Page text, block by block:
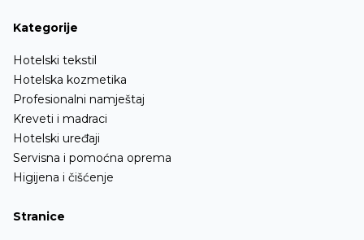
Kategorije
Hotelski tekstil
Hotelska kozmetika
Profesionalni namještaj
Kreveti i madraci
Hotelski uređaji
Servisna i pomoćna oprema
Higijena i čišćenje
Stranice